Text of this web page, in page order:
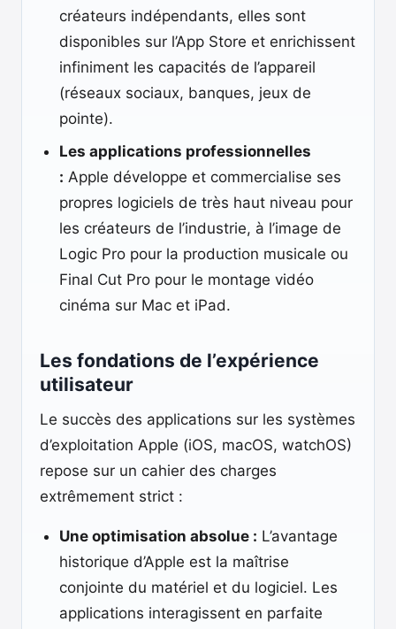
créateurs indépendants, elles sont
disponibles sur l’App Store et enrichissent
infiniment les capacités de l’appareil
(réseaux sociaux, banques, jeux de
pointe).
Les applications professionnelles
: Apple développe et commercialise ses
propres logiciels de très haut niveau pour
les créateurs de l’industrie, à l’image de
Logic Pro pour la production musicale ou
Final Cut Pro pour le montage vidéo
cinéma sur Mac et iPad.
Les fondations de l’expérience
utilisateur
Le succès des applications sur les systèmes
d’exploitation Apple (iOS, macOS, watchOS)
repose sur un cahier des charges
extrêmement strict :
Une optimisation absolue : L’avantage
historique d’Apple est la maîtrise
conjointe du matériel et du logiciel. Les
applications interagissent en parfaite